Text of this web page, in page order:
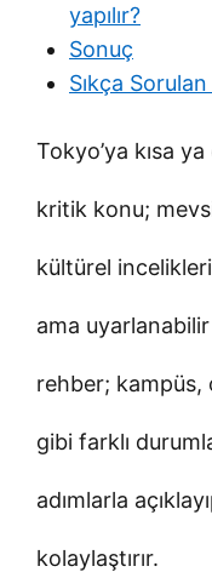
yapılır?
Sonuç
Sıkça
Tokyo’ya kısa
kritik konu;
kültürel
ama
rehber; kampüs,
gibi farklı
adımlarla
kolaylaştırır.